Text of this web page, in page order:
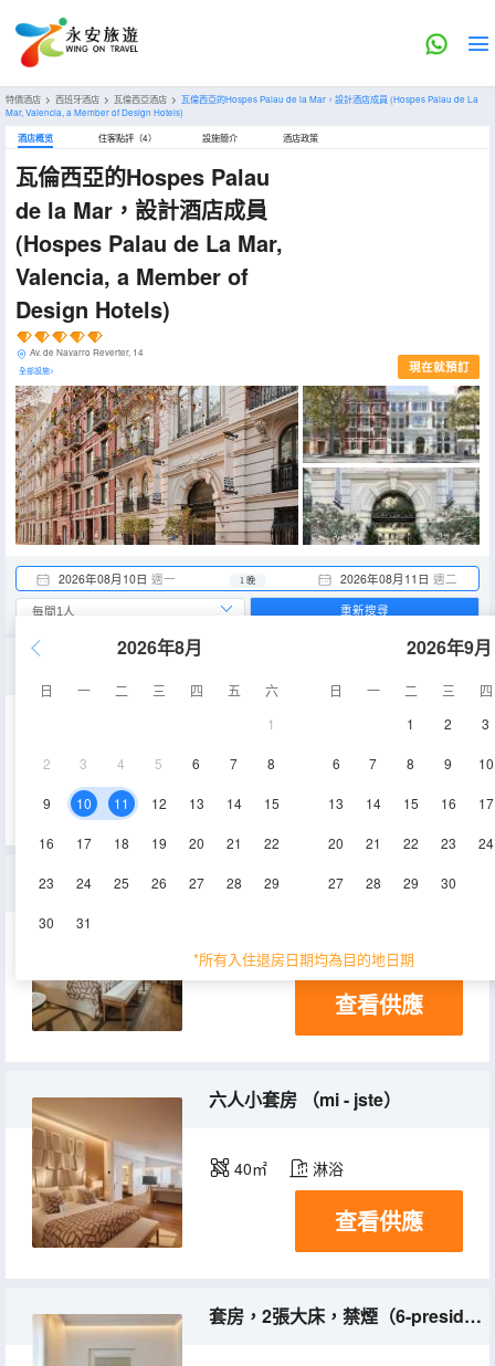
特價酒店 > 西班牙酒店 > 瓦倫西亞酒店 > 瓦倫西亞的Hospes Palau de la Mar，設計酒店成員 (Hospes Palau de La
Mar, Valencia, a Member of Design Hotels)
酒店概览 住客點評（4） 設施簡介 酒店政策
瓦倫西亞的Hospes Palau
de la Mar，設計酒店成員
(Hospes Palau de La Mar,
Valencia, a Member of
Design Hotels)
Av. de Navarro Reverter, 14
全部設施> 現在就預訂
2026年08月10日 週一 2026年08月11日 週二
1 晚
2026年8月
日 一 二 三 四 五
六
1
2 3 4 5 6 7 8
9 10 11 12 13 14 15
16 17 18 19 20 21 22
23 24 25 26 27 28 29
30 31
2026年9月
日 一 二 三
四
1
2 3
6 7 8 9 10
13 14 15 16 17
20 21 22 23 24
27 28 29 30
*所有入住退房日期均為目的地日期
重新搜尋
1夢想家雙人房 （MI - QUEN）
23-30㎡ 淋浴
查看供應
六人小套房 （mi - jste）
40㎡ 淋浴
查看供應
套房，2張大床，禁煙（6-presidential Suite （mi - Pres））